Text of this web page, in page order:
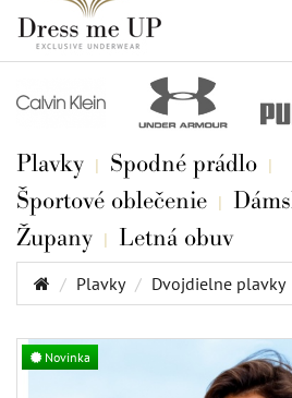
Plavky
Spodné prádlo
Športové oblečenie
Župany
Letná obuv
Plavky Dvojdielne plavky
Novinka